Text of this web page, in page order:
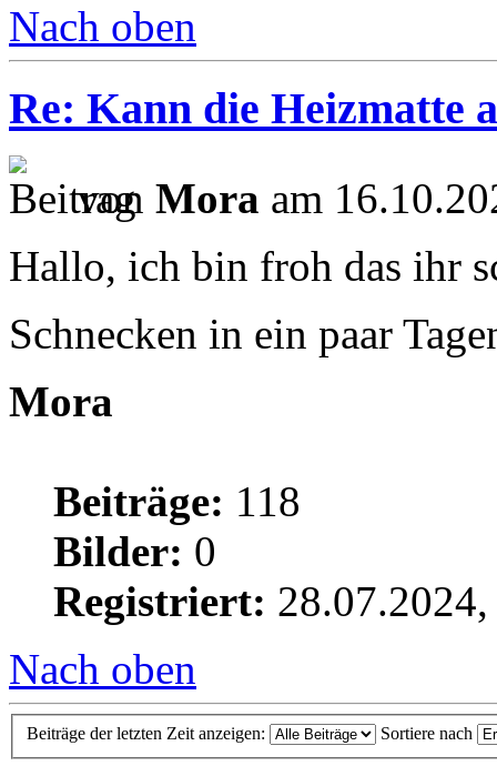
Nach oben
Re: Kann die Heizmatte
von Mora am
Hallo, ich bin froh das ihr
Schnecken in ein paar
Mora
Beiträge: 118
Bilder: 0
Registriert:
Nach oben
Beiträge der letzten Zeit anzeigen: Sortiere nach